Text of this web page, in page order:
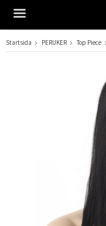
Produkten
Startsida PERUKER Top Piece